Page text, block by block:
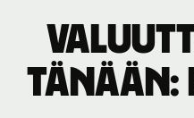
tänään: